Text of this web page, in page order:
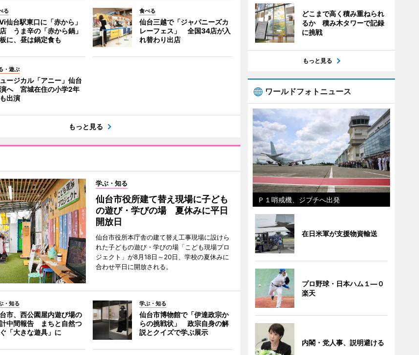
る
仙台駅東口に「赤から」
うま辛の「赤から鍋」
に、昼は鍋定食も
食べる
仙台三越で「ジャパニーズカ
レーフェス」 全国34店が入
れ替わり出店
・遊ぶ
ージカル「アニー」仙台
へ 宮城在住の小学2年
出演
もっと見る
学ぶ・知る
仙台市役所建て替え現場に子ども
の遊び・学びの場 夏休みに平日
開放日
仙台市役所本庁舎の建て替え工事現場に設けら
れた子どもの遊び・学びの場「こども現場プロ
ジェクト」が8月18日～20日、学校の夏休みに
合わせ平日に開放される。
・知る
市、西公園屋内遊び場の
中間報告 まちと自然つ
「大きな遊具」に
学ぶ・知る
仙台市博物館で「伊達政宗か
らの挑戦状」 政宗自身の解
説とクイズで学ぶ展示
どこまで高く積み重ねられ
るか 積み木タワーで記録
に挑戦
もっと見る
ワールドフォトニュース
Ｐ１哨戒機、ジブチへ出発
在日米軍が支援物資輸送
プロ野球・日本ハム１―０
楽天
内閣・党人事、説明避ける